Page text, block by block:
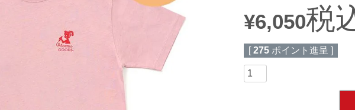
¥6,050税
[ 275 ポイント進呈 ]